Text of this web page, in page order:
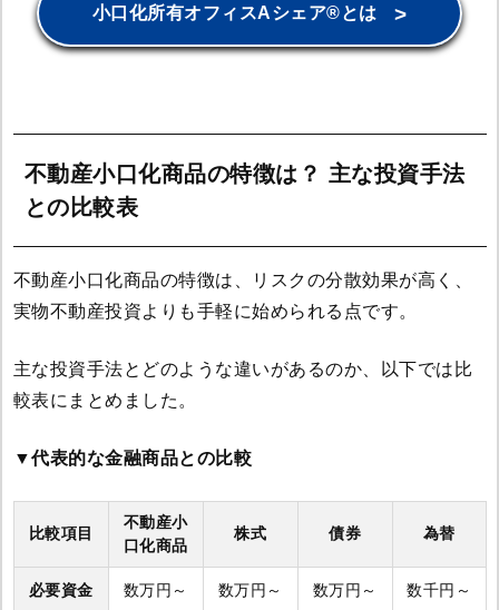
小口化所有オフィスAシェア®とは >
不動産小口化商品の特徴は？ 主な投資手法
との比較表
不動産小口化商品の特徴は、リスクの分散効果が高く、
実物不動産投資よりも手軽に始められる点です。
主な投資手法とどのような違いがあるのか、以下では比
較表にまとめました。
▼代表的な金融商品との比較
比較項目
不動産小
口化商品
株式 債券 為替
必要資金 数万円～ 数万円～ 数万円～ 数千円～